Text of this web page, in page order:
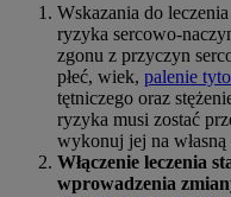
Wskazania do
ryzyka sercowo-
zgonu z przyczyn
płeć, wiek, palenie
tętniczego oraz
ryzyka musi zostać
wykonuj jej na własną
Włączenie leczenia
wprowadzenia